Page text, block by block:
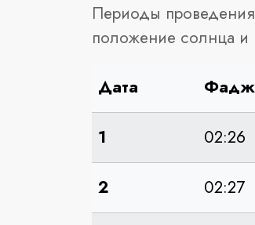
Периоды проведения
положение солнца и
Дата
1 02:26
2 02:27